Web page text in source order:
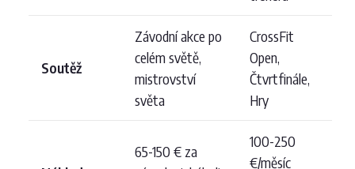
Soutěž
Závodní akce po
celém světě,
mistrovství
světa
CrossFit
Open,
Čtvrtfinále,
Hry
65-150 € za
100-250
€/měsíc